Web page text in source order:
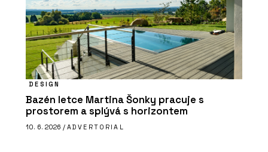
DESIGN
Bazén letce Martina Šonky pracuje s
prostorem a splývá s horizontem
10. 6. 2026 / ADVERTORIAL